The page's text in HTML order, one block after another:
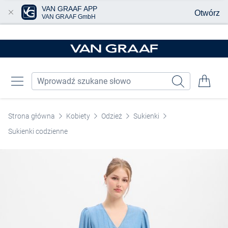
Strona główna Kobiety Odzież
Sukienki
Sukienki codzienne
VAN GRAAF APP
VAN GRAAF GmbH Otwórz